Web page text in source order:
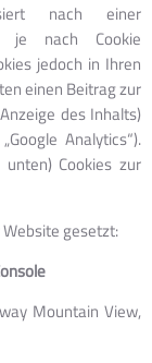
nach einer
je nach Cookie
jedoch in Ihren
einen Beitrag zur
des Inhalts)
Analytics“).
Cookies zur
gesetzt:
Mountain View,